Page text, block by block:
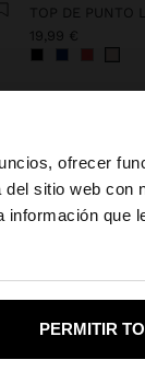
ofrecer
sitio web con
que
PERMITIR
States?
Sí,
TOP DE PUNTO
19,99 €